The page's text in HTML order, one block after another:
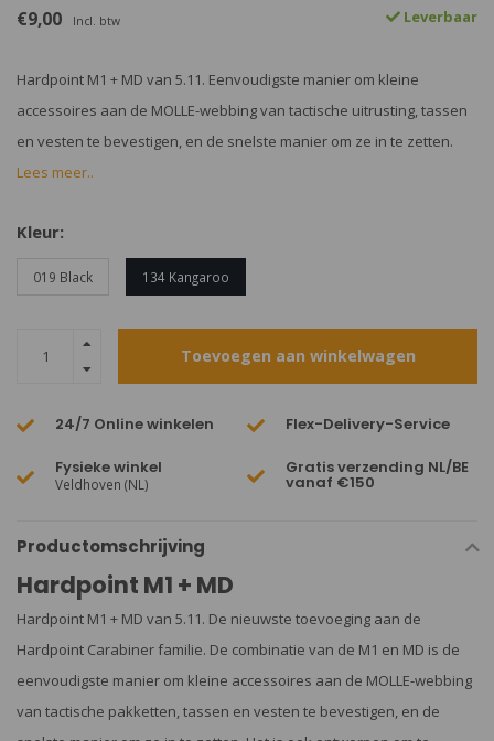
€9,00 Incl. btw Leverbaar
Hardpoint M1 + MD van 5.11. Eenvoudigste manier om kleine
accessoires aan de MOLLE-webbing van tactische uitrusting, tassen
en vesten te bevestigen, en de snelste manier om ze in te zetten.
Lees meer..
Kleur:
019 Black 134 Kangaroo
Toevoegen aan winkelwagen
24/7 Online winkelen Flex-Delivery-Service
Fysieke winkel
Veldhoven (NL)
Gratis verzending NL/BE
vanaf €150
Productomschrijving
Hardpoint M1 + MD
Hardpoint M1 + MD van 5.11. De nieuwste toevoeging aan de
Hardpoint Carabiner familie. De combinatie van de M1 en MD is de
eenvoudigste manier om kleine accessoires aan de MOLLE-webbing
van tactische pakketten, tassen en vesten te bevestigen, en de